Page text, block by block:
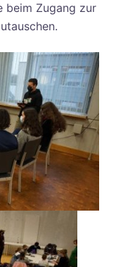
beim Zugang zur